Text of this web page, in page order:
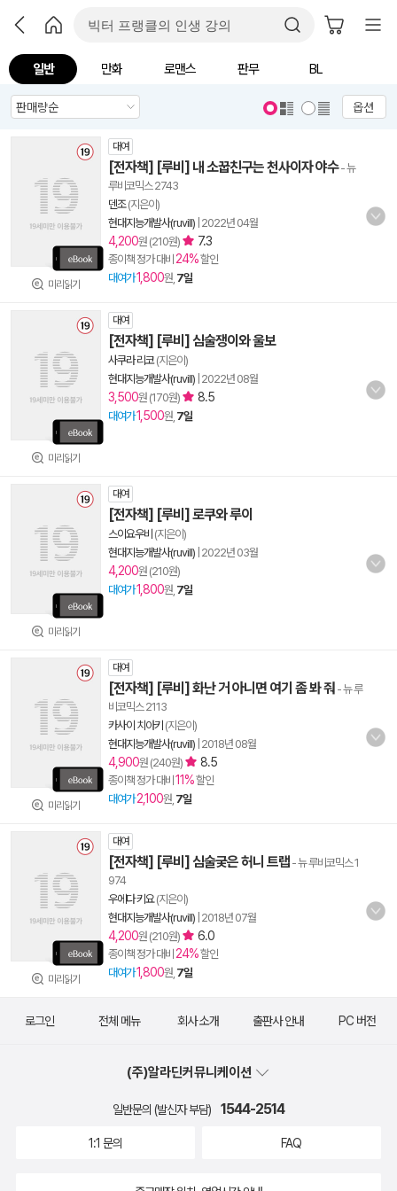
일반 만화 로맨스 판무 BL
옵션
미리읽기
대여
[전자책] [루비] 내 소꿉친구는 천사이자 야수- 뉴
루비코믹스 2743
덴조(지은이)
현대지능개발사(ruvill) 2022년 04월
4,200원 (210원) 7.3
종이책 정가 대비 24%할인
대여가1,800원, 7일
미리읽기
대여
[전자책] [루비] 심술쟁이와 울보
사쿠라 리코(지은이)
현대지능개발사(ruvill) 2022년 08월
3,500원 (170원) 8.5
대여가1,500원, 7일
미리읽기
대여
[전자책] [루비] 로쿠와 루이
스이요우비 (지은이)
현대지능개발사(ruvill) 2022년 03월
4,200원 (210원)
대여가1,800원, 7일
미리읽기
대여
[전자책] [루비] 화난 거 아니면 여기 좀 봐 줘 - 뉴 루
비코믹스 2113
카사이 치아키 (지은이)
현대지능개발사(ruvill) 2018년 08월
4,900원 (240원) 8.5
종이책 정가 대비 11%할인
대여가 2,100원, 7일
미리읽기
대여
[전자책] [루비] 심술궂은 허니 트랩 - 뉴 루비코믹스 1
974
우에다 키요(지은이)
현대지능개발사(ruvill) 2018년 07월
4,200원 (210원) 6.0
종이책 정가 대비 24%할인
대여가1,800원, 7일
로그인 전체 메뉴 회사 소개 출판사 안내 PC 버전
(주)알라딘커뮤니케이션
일반문의 (발신자 부담) 1544-2514
1:1 문의 FAQ